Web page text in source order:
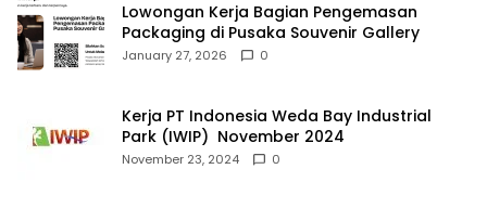
Lowongan Kerja Bagian Pengemasan
Packaging di Pusaka Souvenir Gallery
January 27, 2026 0
Kerja PT Indonesia Weda Bay Industrial
Park (IWIP) November 2024
November 23, 2024 0